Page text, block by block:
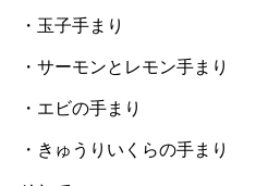
・玉子手まり
・サーモンとレモン手まり
・エビの手まり
・きゅうりいくらの手まり